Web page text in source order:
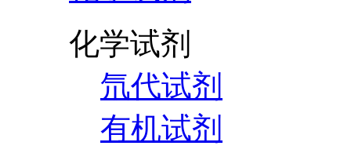
化学试剂
氘代试剂
有机试剂